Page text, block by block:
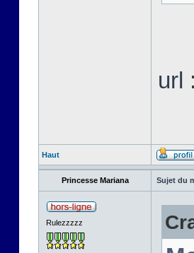
url :
Haut
Princesse Mariana Sujet du
Rulezzzzz